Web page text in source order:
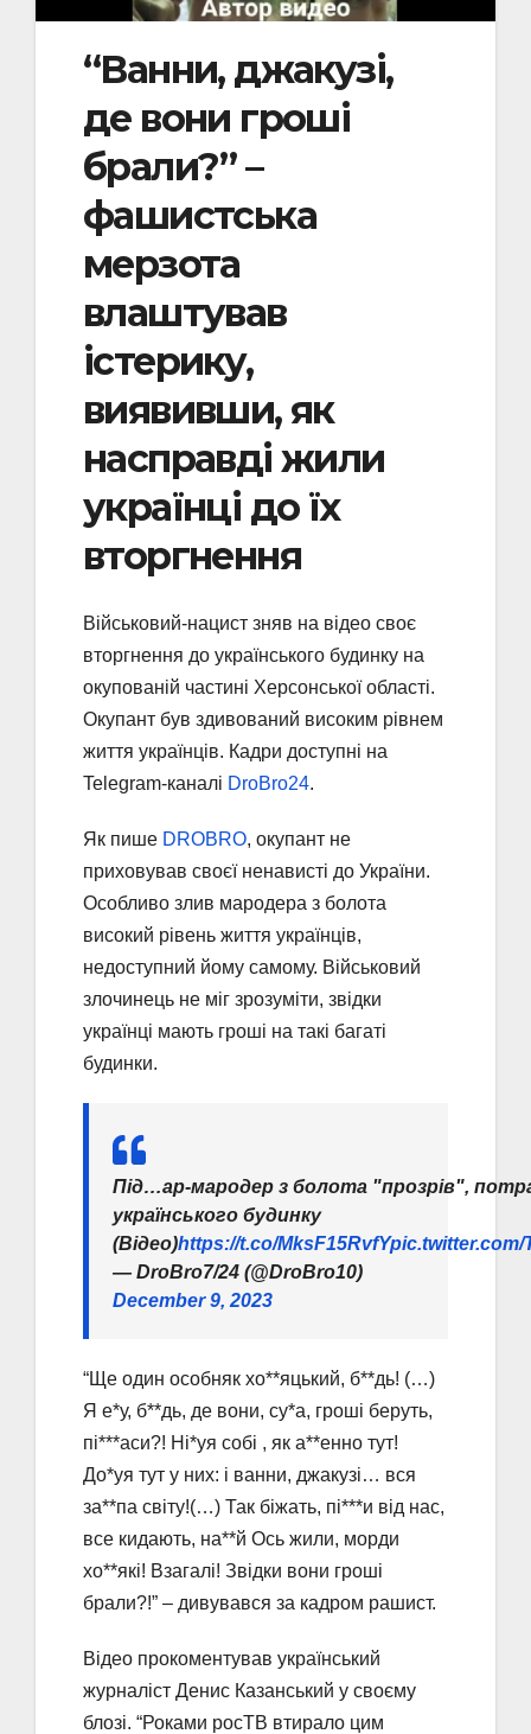
“Ванни, джакузі,
де вони гроші
брали?” –
фашистська
мерзота
влаштував
істерику,
виявивши, як
насправді жили
українці до їх
вторгнення
Військовий-нацист зняв на відео своє
вторгнення до українського будинку на
окупованій частині Херсонської області.
Окупант був здивований високим рівнем
життя українців. Кадри доступні на
Telegram-каналі DroBro24.
Як пише DROBRO, окупант не
приховував своєї ненависті до України.
Особливо злив мародера з болота
високий рівень життя українців,
недоступний йому самому. Військовий
злочинець не міг зрозуміти, звідки
українці мають гроші на такі багаті
будинки.
Під…ар-мародер з болота "прозрів",
українського будинку
(Відео)https://t.co/MksF15RvfYpic.twitter.com/
— DroBro7/24 (@DroBro10)
December 9, 2023
“Ще один особняк хо**яцький, б**дь! (…)
Я е*у, б**дь, де вони, су*а, гроші беруть,
пі***аси?! Ні*уя собі , як а**енно тут!
До*уя тут у них: і ванни, джакузі… вся
за**па світу!(…) Так біжать, пі***и від нас,
все кидають, на**й Ось жили, морди
хо**які! Взагалі! Звідки вони гроші
брали?!” – дивувався за кадром рашист.
Відео прокоментував український
журналіст Денис Казанський у своєму
блозі. “Роками росТВ втирало цим